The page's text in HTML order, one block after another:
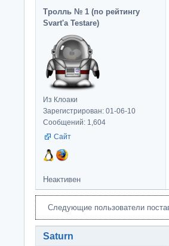
Тролль № 1 (по рейтингу
Svart'а Testare)
Из Клоаки
Зарегистрирован: 01-06-10
Сообщений: 1,604
Сайт
Неактивен
Следующие пользователи
Saturn